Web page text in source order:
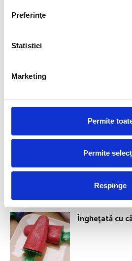
Preferinţe
Statistici
Marketing
Permite
Permite
Respinge
ROMANIA FOR GOLD
Înghețată cu